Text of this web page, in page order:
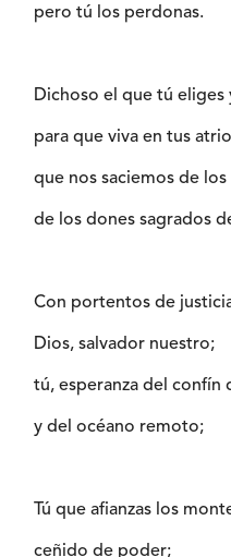
pero tú los perdonas.
Dichoso el que tú eliges
para que viva en tus
que nos saciemos de
de los dones sagrados
Con portentos de
Dios, salvador nuestro;
tú, esperanza del confín
y del océano remoto;
Tú que afianzas los
ceñido de poder;